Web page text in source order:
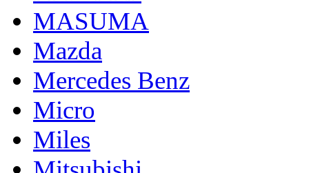
MASUMA
Mazda
Mercedes Benz
Micro
Miles